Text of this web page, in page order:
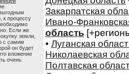
к процессу
Если же
земли,
с самим
он будет
вложение
очень
Закарпатская
Ивано-
область
• Луганская
Николаевская
Полтавская